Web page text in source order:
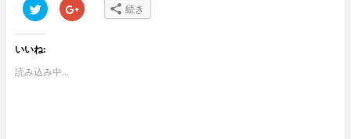
ク
リ
ク
て
w
ク
リ 続き
いいね:
読み込み中...